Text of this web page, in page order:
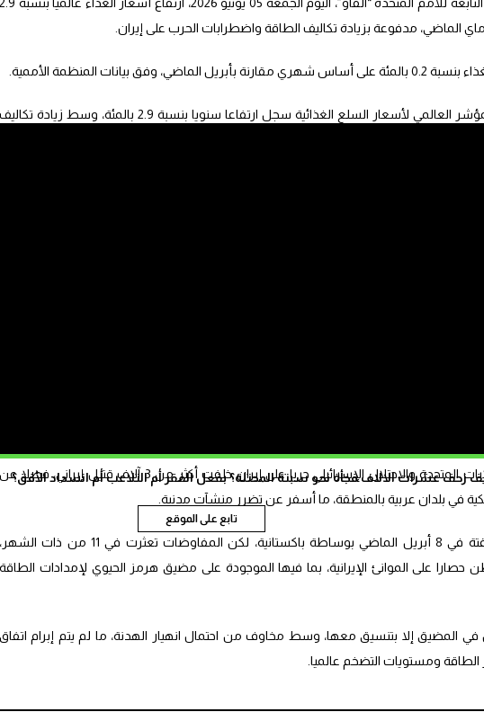
زحف عشرات الالاف فجأة نحو سبتة المحتلة؟ بفعل الفقر أم التلاعب أم انسداد الأفق؟
تابع على الموقع
الماضي، مدفوعة بزيادة تكاليف الطاقة واضطرابات الحرب على إيران.
بيانات المنظمة الأممية.
وقالت المنظمة في بيان إن المؤشر العالمي لأسعار السلع الغذائية سجل ارتفاعا سنويا بنسبة 2.9 بالمئة، وسط زيادة تكاليف
الأوسط.
العالمية للقمح ارتفعت للشهر الرابع على التوالي في ماي المنصرم، مدعومة بحصاد أقل
بما في ذلك الولايات المتحدة الأمريكية”.
الوقود والأسمدة إلى ضغوط إضافية نحو رفع الأسعار على مستوى العالم”.
كبيرا بسبب تداعيات الحرب الأمريكية الإسرائيلية على إيران، خاصة أن “ثلث تجارة الأسمدة
شهدت انخفاضا طفيفا ب0.2 بالمئة خلال مايو مقارنة مع أبريل.
وفي 28 فبراير 2026 بدأت الولايات المتحدة والاحتلال الإسرائيلي حربا على إيران خلفت أكثر من 3 آلاف قتيل إيراني، فضلا عن
في بلدان عربية بالمنطقة، ما أسفر عن تضرر منشآت مدنية.
وتوصل الجانبان إلى هدنة مؤقتة في 8 أبريل الماضي بوساطة باكستانية، لكن المفاوضات تعثرت في 11 من ذات الشهر،
على الموانئ الإيرانية، بما فيها الموجودة على مضيق هرمز الحيوي لإمدادات الطاقة
المضيق إلا بتنسيق معها، وسط مخاوف من احتمال انهيار الهدنة، ما لم يتم إبرام اتفاق
الطاقة ومستويات التضخم عالميا.